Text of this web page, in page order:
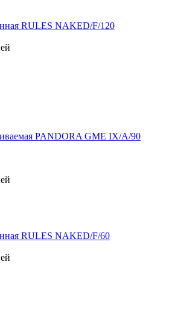
RULES NAKED/F/120
PANDORA GME IX/A/90
RULES NAKED/F/60